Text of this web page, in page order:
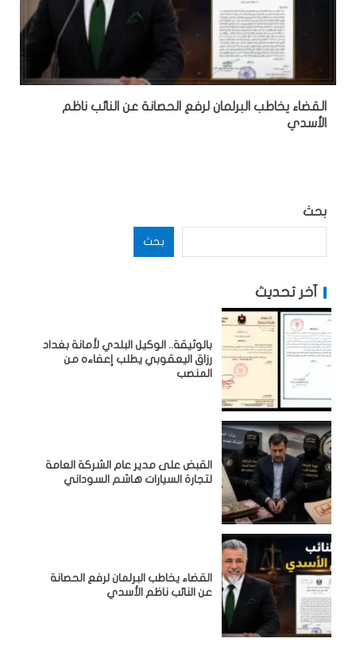
القضاء يخاطب البرلمان لرفع الحصانة عن النائب ناظم
الأسدي
بحث
بحث
آخر تحديث
بالوثيقة.. الوكيل البلدي لأمانة بغداد
رزاق اليعقوبي يطلب إعفاءه من
المنصب
القبض على مدير عام الشركة العامة
لتجارة السيارات هاشم السوداني
القضاء يخاطب البرلمان لرفع الحصانة
عن النائب ناظم الأسدي